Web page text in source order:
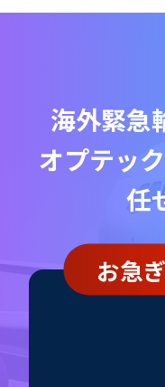
海外緊急
オプテッ
任
お急